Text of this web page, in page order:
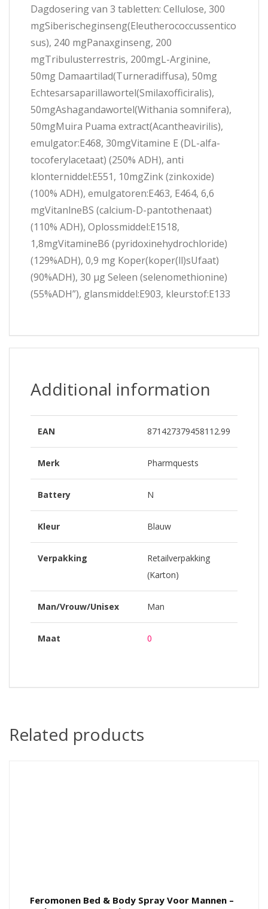
Dagdosering van 3 tabletten: Cellulose, 300
mgSiberischeginseng(Eleutherococcussentico
sus), 240 mgPanaxginseng, 200
mgTribulusterrestris, 200mgL-Arginine,
50mg Damaartilad(Turneradiffusa), 50mg
Echtesarsaparillawortel(Smilaxofficiralis),
50mgAshagandawortel(Withania somnifera),
50mgMuira Puama extract(Acantheavirilis),
emulgator:E468, 30mgVitamine E (DL-alfa-
tocoferylacetaat) (250% ADH), anti
klonterniddel:E551, 10mgZink (zinkoxide)
(100% ADH), emulgatoren:E463, E464, 6,6
mgVitanlneBS (calcium-D-pantothenaat)
(110% ADH), Oplossmiddel:E1518,
1,8mgVitamineB6 (pyridoxinehydrochloride)
(129%ADH), 0,9 mg Koper(koper(ll)sUfaat)
(90%ADH), 30 µg Seleen (selenomethionine)
(55%ADH”), glansmiddel:E903, kleurstof:E133
Additional information
EAN 871427379458112.99
Merk Pharmquests
Battery N
Kleur Blauw
Verpakking
Retailverpakking
(Karton)
Man/Vrouw/Unisex Man
Maat 0
Related products
Feromonen Bed & Body Spray Voor Mannen –